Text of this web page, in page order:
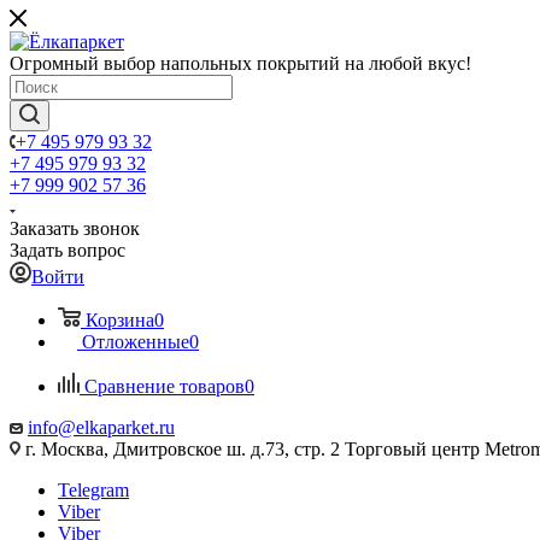
Огромный выбор напольных покрытий на любой вкус!
+7 495 979 93 32
+7 495 979 93 32
+7 999 902 57 36
Заказать звонок
Задать вопрос
Войти
Корзина0
Отложенные0
Сравнение товаров0
info@elkaparket.ru
г. Москва, Дмитровское ш. д.73, стр. 2 Торговый центр
Telegram
Viber
Viber